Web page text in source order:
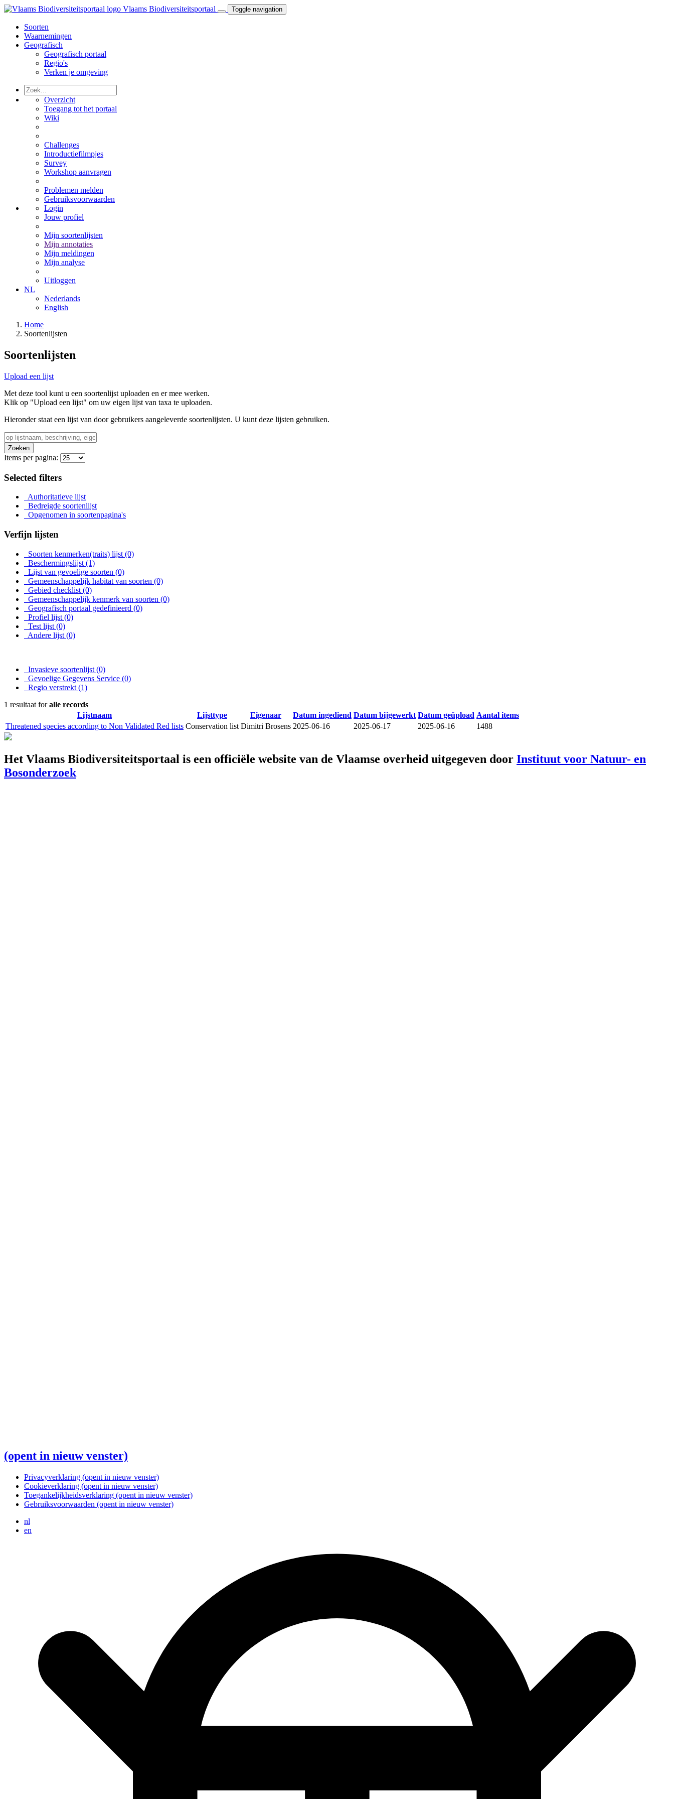
Vlaams Biodiversiteitsportaal Toggle navigation
Soorten
Waarnemingen
Geografisch
Geografisch portaal
Regio's
Verken je omgeving
Overzicht
Toegang tot het portaal
Wiki
Challenges
Introductiefilmpjes
Survey
Workshop aanvragen
Problemen melden
Gebruiksvoorwaarden
Login
Jouw profiel
Mijn soortenlijsten
Mijn annotaties
Mijn meldingen
Mijn analyse
Uitloggen
NL
Nederlands
English
Home
Soortenlijsten
Soortenlijsten
Upload een lijst
Met deze tool kunt u een soortenlijst uploaden en er mee werken.
Klik op "Upload een lijst" om uw eigen lijst van taxa te uploaden.
Hieronder staat een lijst van door gebruikers aangeleverde soortenlijsten. U kunt deze lijsten gebruiken.
Zoeken
Items per pagina:
Selected filters
Authoritatieve lijst
Bedreigde soortenlijst
Opgenomen in soortenpagina's
Verfijn lijsten
Soorten kenmerken(traits) lijst (0)
Beschermingslijst (1)
Lijst van gevoelige soorten (0)
Gemeenschappelijk habitat van soorten (0)
Gebied checklist (0)
Gemeenschappelijk kenmerk van soorten (0)
Geografisch portaal gedefinieerd (0)
Profiel lijst (0)
Test lijst (0)
Andere lijst (0)
Invasieve soortenlijst (0)
Gevoelige Gegevens Service (0)
Regio verstrekt (1)
1 resultaat foralle records
Lijstnaam
Lijsttype Eigenaar Datum ingediend Datum bijgewerkt Datum geüpload Aantal items
Threatened species according to Non Validated Red lists Conservation list Dimitri Brosens 2025-06-16 2025-06-17 2025-06-16 1488
Het Vlaams Biodiversiteitsportaal is een officiële website van de Vlaamse overheid uitgegeven door Instituut voor Natuur- en
Bosonderzoek
(opent in nieuw venster)
Privacyverklaring (opent in nieuw venster)
Cookieverklaring (opent in nieuw venster)
Toegankelijkheidsverklaring (opent in nieuw venster)
Gebruiksvoorwaarden (opent in nieuw venster)
nl
en